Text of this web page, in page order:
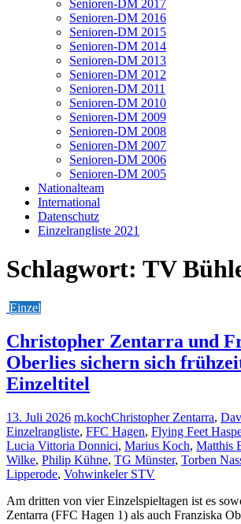
Senioren-DM 2017
Senioren-DM 2016
Senioren-DM 2015
Senioren-DM 2014
Senioren-DM 2013
Senioren-DM 2012
Senioren-DM 2011
Senioren-DM 2010
Senioren-DM 2009
Senioren-DM 2008
Senioren-DM 2007
Senioren-DM 2006
Senioren-DM 2005
Nationalteam
International
Datenschutz
Einzelrangliste 2021
Schlagwort: TV
Einzel
Christopher Zentarra und
Oberlies sichern sich
Einzeltitel
13. Juli 2026 m.kochChristopher Zentarra,
Einzelrangliste, FFC Hagen, Flying Feet
Lucia Vittoria Donnici, Marius Koch, Matthis
Wilke, Philip Kühne, TG Münster, Torben
Lipperode, Vohwinkeler STV
Am dritten von vier Einzelspieltagen ist es
Zentarra (FFC Hagen 1) als auch Franziska